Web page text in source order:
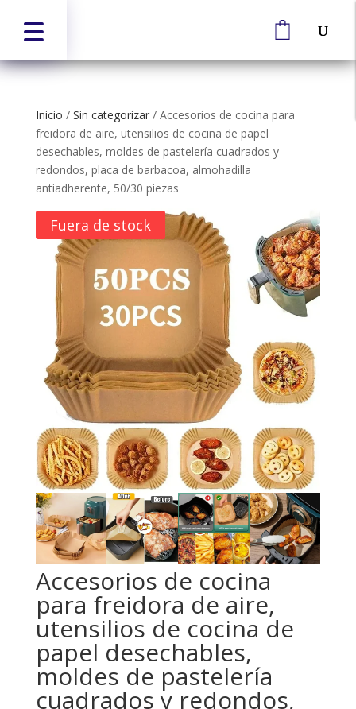
Inicio / Sin categorizar/ Accesorios de cocina para
freidora de aire, utensilios de cocina de papel
desechables, moldes de pastelería cuadrados y
redondos, placa de barbacoa, almohadilla
antiadherente, 50/30 piezas
Fuera de stock
Accesorios de cocina
para freidora de aire,
utensilios de cocina de
papel desechables,
moldes de pastelería
cuadrados y redondos,